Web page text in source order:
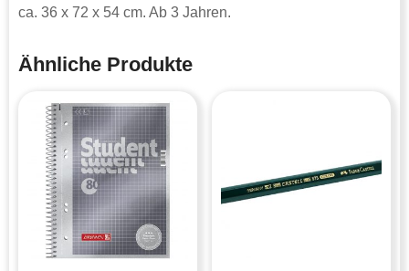
ca. 36 x 72 x 54 cm. Ab 3 Jahren.
Ähnliche Produkte